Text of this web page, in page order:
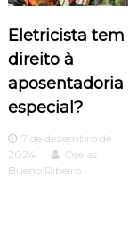
ã
o
d
e
P
Eletricista tem
direito à
aposentadoria
especial?
7 de dezembro de
2024
Oseias
Bueno Ribeiro